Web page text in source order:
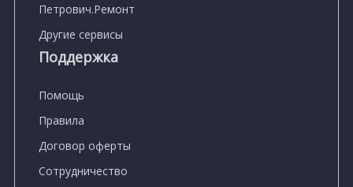
Петрович.Ремонт
Другие сервисы
Поддержка
Помощь
Правила
Договор оферты
Сотрудничество